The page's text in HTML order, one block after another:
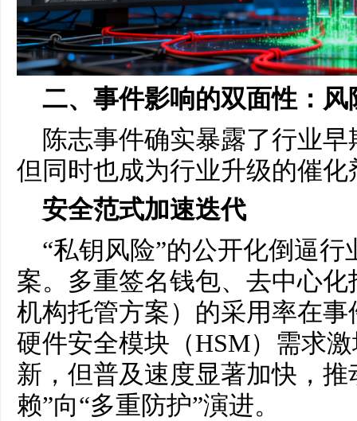
二、事件影响的双面性：
陈志事件确实暴露了行业
但同时也成为行业升级的催化
安全范式加速迭代
“私钥风险”的公开化倒逼
案。多重签名钱包、去中心化
机构托管方案）的采用率在
硬件安全模块（HSM）需求
新，但普及速度显著加快，推
赖”向“多重防护”演进。